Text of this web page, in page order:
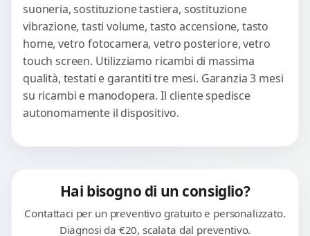
suoneria, sostituzione tastiera, sostituzione
vibrazione, tasti volume, tasto accensione, tasto
home, vetro fotocamera, vetro posteriore, vetro
touch screen. Utilizziamo ricambi di massima
qualità, testati e garantiti tre mesi. Garanzia 3 mesi
su ricambi e manodopera. Il cliente spedisce
autonomamente il dispositivo.
Hai bisogno di un consiglio?
Contattaci per un preventivo gratuito e personalizzato.
Diagnosi da €20, scalata dal preventivo.